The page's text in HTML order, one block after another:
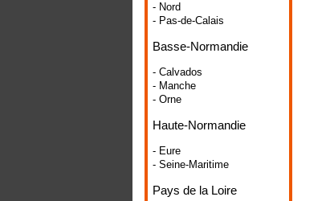
- Nord
- Pas-de-Calais
Basse-Normandie
- Calvados
- Manche
- Orne
Haute-Normandie
- Eure
- Seine-Maritime
Pays de la Loire